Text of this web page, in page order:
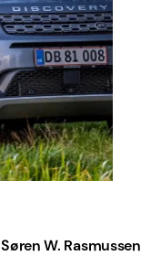
Søren W. Rasmussen